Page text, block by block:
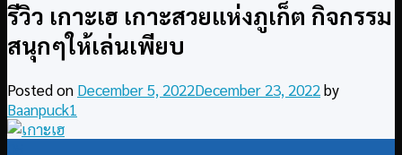
รีวิว เกาะเฮ เกาะสวยแห่งภูเก็ต กิจกรรม
สนุกๆให้เล่นเพียบ
Posted on December 5, 2022December 23, 2022by
Baanpuck1